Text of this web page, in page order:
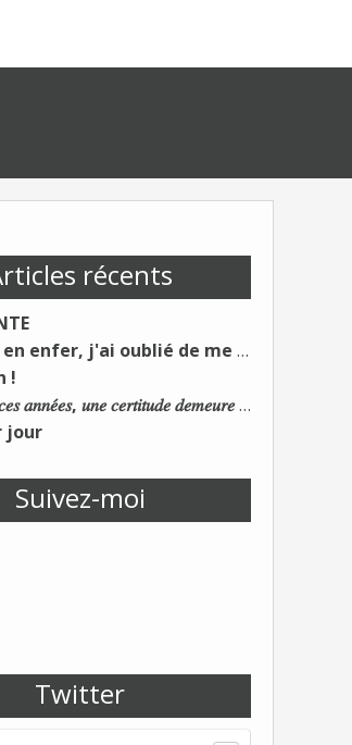
récents
"À genoux en enfer, j'ai oublié de me taire"
!
𝐴𝑝𝑟𝑒̀𝑠 𝑡𝑜𝑢𝑡𝑒𝑠 𝑐𝑒𝑠 𝑎𝑛𝑛𝑒́𝑒𝑠, 𝑢𝑛𝑒 𝑐𝑒𝑟𝑡𝑖𝑡𝑢𝑑𝑒 𝑑𝑒𝑚𝑒𝑢𝑟𝑒 : 𝐿𝑒 𝑚𝑜𝑛𝑑𝑒 𝑑𝑢 𝑡𝑟𝑎𝑣𝑎𝑖𝑙 𝑐ℎ𝑎𝑛𝑔𝑒. 𝐿𝑒𝑠 𝑐𝑜𝑛𝑠 𝑠'𝑎𝑑𝑎𝑝𝑡𝑒𝑛𝑡 :)
jour
Suivez-moi
Twitter